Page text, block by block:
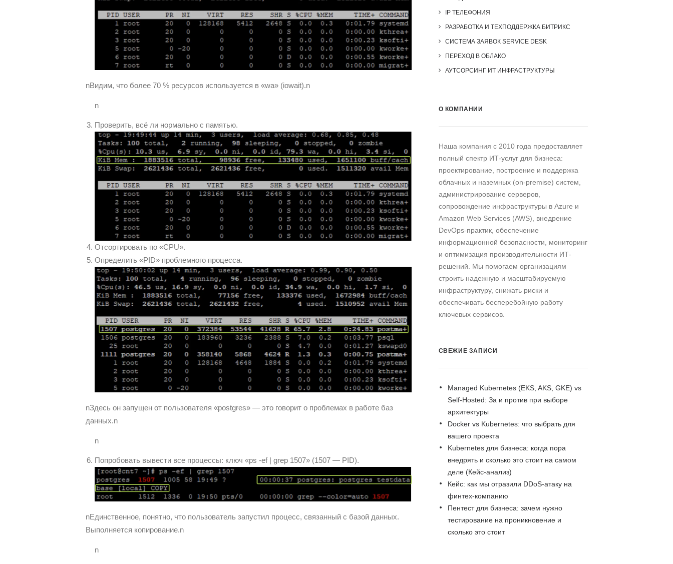
nВидим, что более 70 % ресурсов используется в «wa» (iowait).n
n
Проверить, всё ли нормально с памятью.
Отсортировать по «CPU».
Определить «PID» проблемного процесса.
nЗдесь он запущен от пользователя «postgres» — это говорит о проблемах в работе баз
данных.n
n
Попробовать вывести все процессы: ключ «ps -ef | grep 1507» (1507 — PID).
nЕдинственное, понятно, что пользователь запустил процесс, связанный с базой данных.
Выполняется копирование.n
n
IP ТЕЛЕФОНИЯ
РАЗРАБОТКА И ТЕХПОДДЕРЖКА БИТРИКС
СИСТЕМА ЗАЯВОК SERVICE DESK
ПЕРЕХОД В ОБЛАКО
АУТСОРСИНГ ИТ ИНФРАСТРУКТУРЫ
О КОМПАНИИ
Наша компания c 2010 года предоставляет
полный спектр ИТ-услуг для бизнеса:
проектирование, построение и поддержка
облачных и наземных (on-premise) систем,
администрирование серверов,
сопровождение инфраструктуры в Azure и
Amazon Web Services (AWS), внедрение
DevOps-практик, обеспечение
информационной безопасности, мониторинг
и оптимизация производительности ИТ-
решений. Мы помогаем организациям
строить надежную и масштабируемую
инфраструктуру, снижать риски и
обеспечивать бесперебойную работу
ключевых сервисов.
СВЕЖИЕ ЗАПИСИ
Managed Kubernetes (EKS, AKS, GKE) vs
Self-Hosted: За и против при выборе
архитектуры
Docker vs Kubernetes: что выбрать для
вашего проекта
Kubernetes для бизнеса: когда пора
внедрять и сколько это стоит на самом
деле (Кейс-анализ)
Кейс: как мы отразили DDoS-атаку на
финтех-компанию
Пентест для бизнеса: зачем нужно
тестирование на проникновение и
сколько это стоит